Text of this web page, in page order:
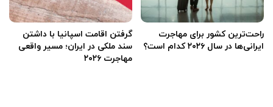
راحت‌ترین کشور برای مهاجرت
ایرانی‌ها در سال ۲۰۲۶ کدام است؟
گرفتن اقامت اسپانیا با داشتن
سند ملکی در ایران؛ مسیر واقعی
مهاجرت ۲۰۲۶